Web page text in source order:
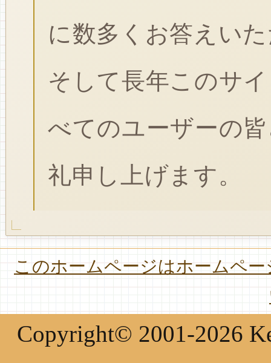
に数多くお答えい
そして長年このサ
べてのユーザーの
礼申し上げます。
このホームページはホームペ
Copyright© 2001-2026